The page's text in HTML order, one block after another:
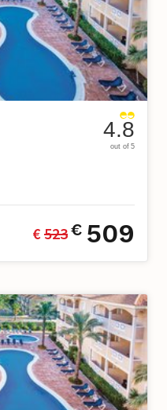
4.8
out of 5
€ 523€ 509